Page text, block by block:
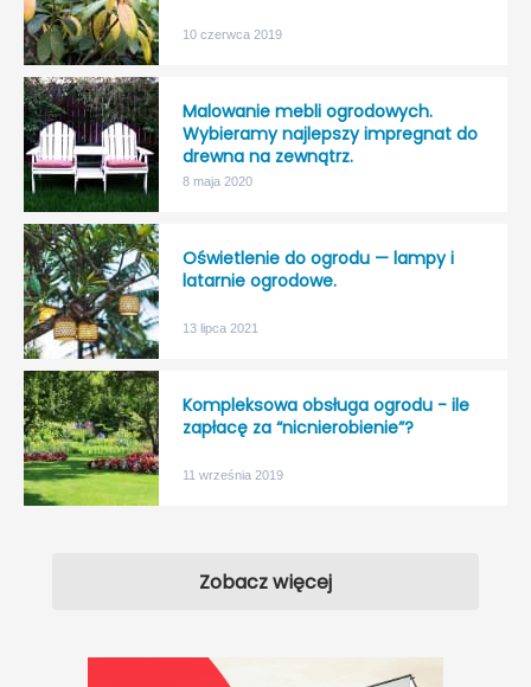
10 czerwca 2019
Malowanie mebli ogrodowych.
Wybieramy najlepszy impregnat do
drewna na zewnątrz.
8 maja 2020
Oświetlenie do ogrodu — lampy i
latarnie ogrodowe.
13 lipca 2021
Kompleksowa obsługa ogrodu - ile
zapłacę za “nicnierobienie”?
11 września 2019
Zobacz więcej